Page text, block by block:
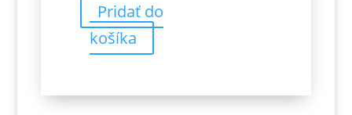
Pridať do
košíka